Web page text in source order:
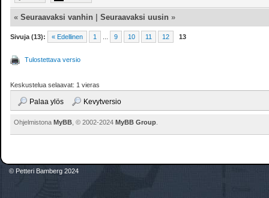
«Seuraavaksi vanhin |Seuraavaksi uusin »
Sivuja (13): « Edellinen 1 9 10 11 12 13
Tulostettava versio
Keskustelua selaavat: 1 vieras
Palaa ylös Kevytversio
OhjelmistonaMyBB , © 2002-2024MyBB Group
© Petteri Bamberg 2024